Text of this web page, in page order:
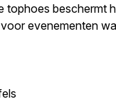
tophoes beschermt
evenementen